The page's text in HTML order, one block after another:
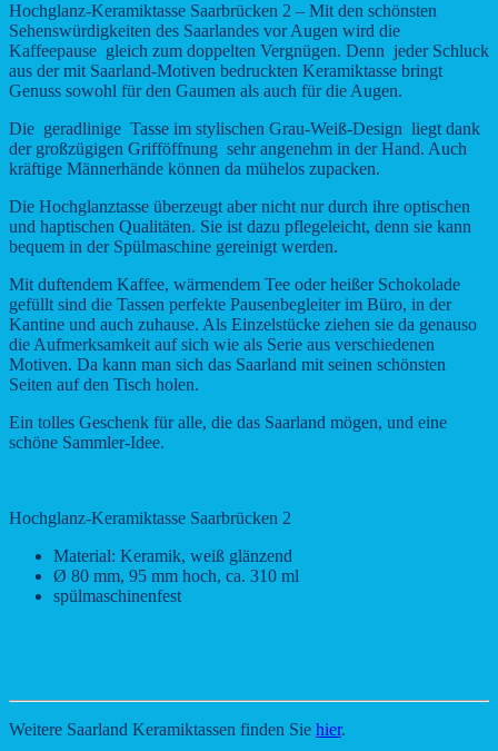
Hochglanz-Keramiktasse Saarbrücken 2 – Mit den schönsten
Sehenswürdigkeiten des Saarlandes vor Augen wird die
Kaffeepause gleich zum doppelten Vergnügen. Denn jeder Schluck
aus der mit Saarland-Motiven bedruckten Keramiktasse bringt
Genuss sowohl für den Gaumen als auch für die Augen.
Die geradlinige Tasse im stylischen Grau-Weiß-Design liegt dank
der großzügigen Grifföffnung sehr angenehm in der Hand. Auch
kräftige Männerhände können da mühelos zupacken.
Die Hochglanztasse überzeugt aber nicht nur durch ihre optischen
und haptischen Qualitäten. Sie ist dazu pflegeleicht, denn sie kann
bequem in der Spülmaschine gereinigt werden.
Mit duftendem Kaffee, wärmendem Tee oder heißer Schokolade
gefüllt sind die Tassen perfekte Pausenbegleiter im Büro, in der
Kantine und auch zuhause. Als Einzelstücke ziehen sie da genauso
die Aufmerksamkeit auf sich wie als Serie aus verschiedenen
Motiven. Da kann man sich das Saarland mit seinen schönsten
Seiten auf den Tisch holen.
Ein tolles Geschenk für alle, die das Saarland mögen, und eine
schöne Sammler-Idee.
Hochglanz-Keramiktasse Saarbrücken 2
Material: Keramik, weiß glänzend
Ø 80 mm, 95 mm hoch, ca. 310 ml
spülmaschinenfest
Weitere Saarland Keramiktassen finden Sie hier.